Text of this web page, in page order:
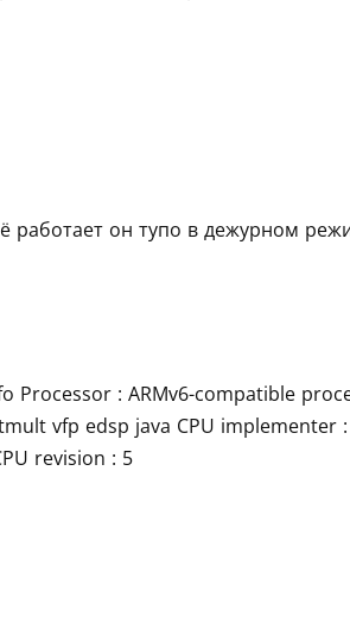
работает он тупо в дежурном
Processor : ARMv6-compatible
vfp edsp java CPU implementer :
revision : 5